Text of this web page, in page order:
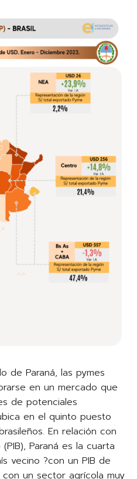
de Paraná, las pymes
en un mercado que
de potenciales
en el quinto puesto
En relación con
Paraná es la cuarta
vecino ?con un PIB de
con un sector agrícola muy